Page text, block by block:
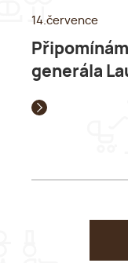
14.července
generála